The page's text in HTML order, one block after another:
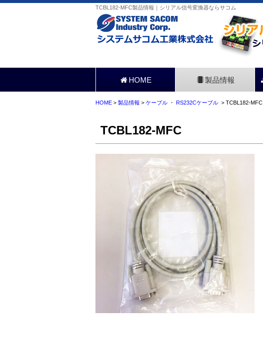
TCBL182-MFC製品情報｜シリアル信号変換器ならサコム
HOME 製品情報
HOME > 製品情報 > ケーブル ・ RS232Cケーブル > TCBL182-MFC
TCBL182-MFC